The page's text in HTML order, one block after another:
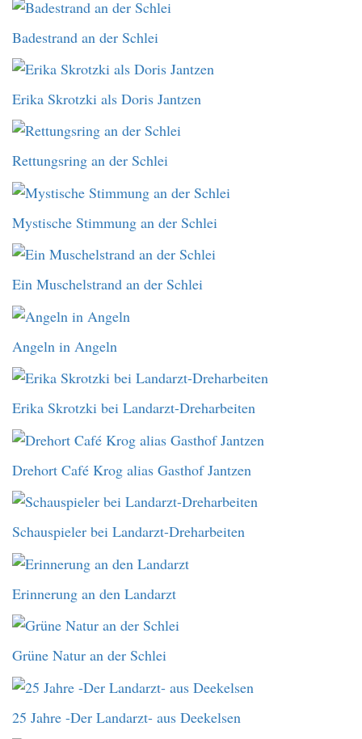
Badestrand an der Schlei
Erika Skrotzki als Doris Jantzen
Rettungsring an der Schlei
Mystische Stimmung an der Schlei
Ein Muschelstrand an der Schlei
Angeln in Angeln
Erika Skrotzki bei Landarzt-Dreharbeiten
Drehort Café Krog alias Gasthof Jantzen
Schauspieler bei Landarzt-Dreharbeiten
Erinnerung an den Landarzt
Grüne Natur an der Schlei
25 Jahre -Der Landarzt- aus Deekelsen